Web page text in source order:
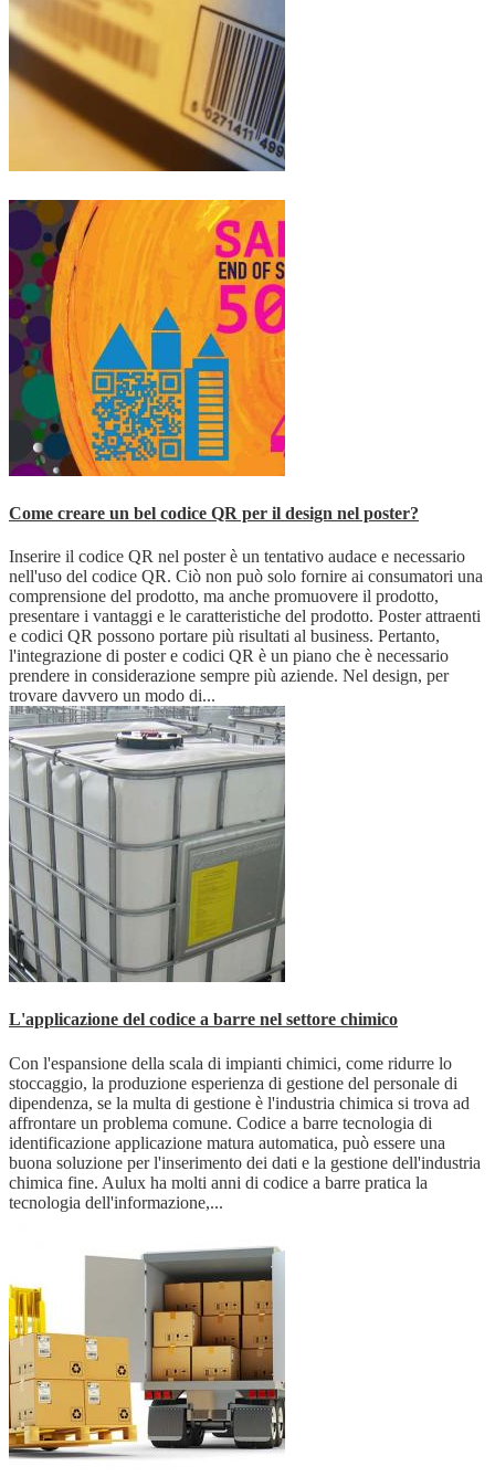
Come creare un bel codice QR per il design nel poster?
Inserire il codice QR nel poster è un tentativo audace e necessario
nell'uso del codice QR. Ciò non può solo fornire ai consumatori una
comprensione del prodotto, ma anche promuovere il prodotto,
presentare i vantaggi e le caratteristiche del prodotto. Poster attraenti
e codici QR possono portare più risultati al business. Pertanto,
l'integrazione di poster e codici QR è un piano che è necessario
prendere in considerazione sempre più aziende. Nel design, per
trovare davvero un modo di...
L'applicazione del codice a barre nel settore chimico
Con l'espansione della scala di impianti chimici, come ridurre lo
stoccaggio, la produzione esperienza di gestione del personale di
dipendenza, se la multa di gestione è l'industria chimica si trova ad
affrontare un problema comune. Codice a barre tecnologia di
identificazione applicazione matura automatica, può essere una
buona soluzione per l'inserimento dei dati e la gestione dell'industria
chimica fine. Aulux ha molti anni di codice a barre pratica la
tecnologia dell'informazione,...